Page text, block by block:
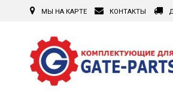
МЫ НА КАРТЕ КОНТАКТЫ